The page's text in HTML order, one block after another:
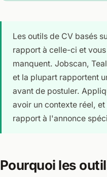
Les outils de CV basés
rapport à celle-ci et
manquent. Jobscan,
et la plupart rapportent
avant de postuler.
avoir un contexte réel,
rapport à l'annonce
Pourquoi les